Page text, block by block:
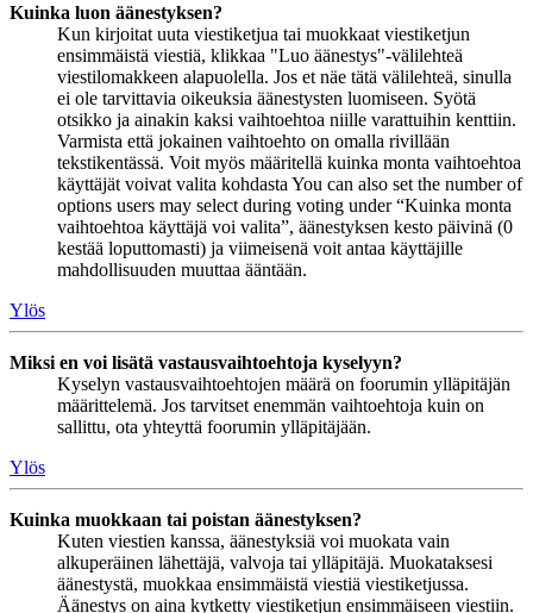
Kuinka luon äänestyksen?
Kun kirjoitat uuta viestiketjua tai muokkaat viestiketjun
ensimmäistä viestiä, klikkaa "Luo äänestys"-välilehteä
viestilomakkeen alapuolella. Jos et näe tätä välilehteä, sinulla
ei ole tarvittavia oikeuksia äänestysten luomiseen. Syötä
otsikko ja ainakin kaksi vaihtoehtoa niille varattuihin kenttiin.
Varmista että jokainen vaihtoehto on omalla rivillään
tekstikentässä. Voit myös määritellä kuinka monta vaihtoehtoa
käyttäjät voivat valita kohdasta You can also set the number of
options users may select during voting under “Kuinka monta
vaihtoehtoa käyttäjä voi valita”, äänestyksen kesto päivinä (0
kestää loputtomasti) ja viimeisenä voit antaa käyttäjille
mahdollisuuden muuttaa ääntään.
Ylös
Miksi en voi lisätä vastausvaihtoehtoja kyselyyn?
Kyselyn vastausvaihtoehtojen määrä on foorumin ylläpitäjän
määrittelemä. Jos tarvitset enemmän vaihtoehtoja kuin on
sallittu, ota yhteyttä foorumin ylläpitäjään.
Ylös
Kuinka muokkaan tai poistan äänestyksen?
Kuten viestien kanssa, äänestyksiä voi muokata vain
alkuperäinen lähettäjä, valvoja tai ylläpitäjä. Muokataksesi
äänestystä, muokkaa ensimmäistä viestiä viestiketjussa.
Äänestys on aina kytketty viestiketjun ensimmäiseen viestiin.